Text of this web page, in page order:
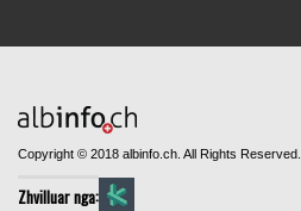
Copyright © 2018 albinfo.ch. All Rights Reserved.
Zhvilluar nga: